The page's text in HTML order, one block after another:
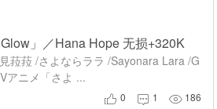
」／Hana Hope 无损+320K
菈菈 /さよならララ /Sayonara Lara /G
アニメ「さよ ...
 0  1  186